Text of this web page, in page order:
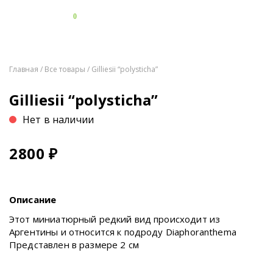
0
Главная / Все товары / Gilliesii “polysticha”
Gilliesii “polysticha”
Нет в наличии
2800 ₽
Описание
Этот миниатюрный редкий вид происходит из
Аргентины и относится к подроду Diaphoranthema
Представлен в размере 2 см